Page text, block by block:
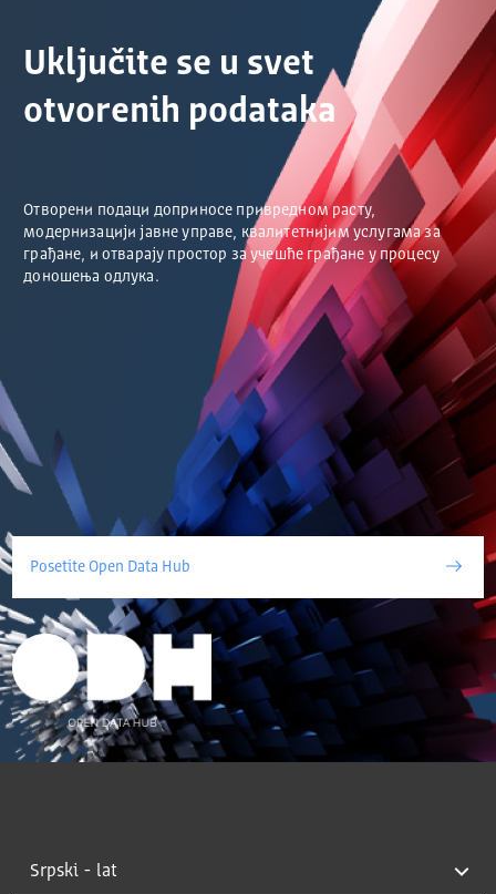
Uključite se u svet
otvorenih podataka
Отворени подаци доприносе привредном расту,
модернизацији јавне управе, квалитетнијим услугама за
грађане, и отварају простор за учешће грађане у процесу
доношења одлука.
Posetite Open Data Hub